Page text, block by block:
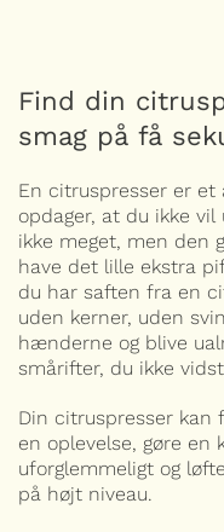
Find din
smag på få
En citruspresser er
opdager, at du ikke
ikke meget, men den
have det lille ekstra
du har saften fra en
uden kerner, uden
hænderne og blive
smårifter, du ikke
Din citruspresser kan
en oplevelse, gøre en
uforglemmeligt og
på højt niveau.